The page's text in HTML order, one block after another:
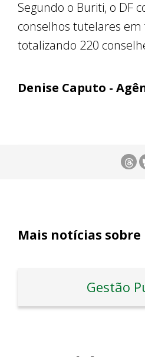
Segundo o Buriti, o DF
conselhos tutelares
totalizando 220
Denise Caputo -
Mais notícias sobre
Gestão